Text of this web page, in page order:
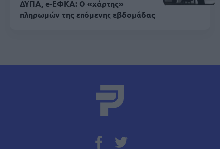
ΔΥΠΑ, e-ΕΦΚΑ: Ο «χάρτης»
πληρωμών της επόμενης εβδομάδας